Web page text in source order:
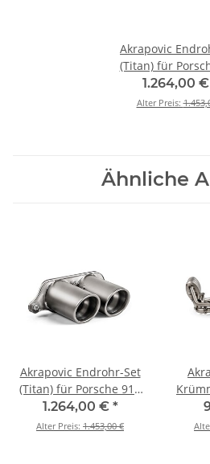
Akrapovic
(Titan) für
Speedster - OPF/
> 2020 (TP-T/
1.264,00 €
Alter Preis:
Ähnliche
Akrapovic Endrohr-Set
(Titan) für Porsche 911
Speedster - OPF/GPF BJ
2019 > 2020 (TP-T/S/17)
1.264,00 € *
Alter Preis: 1.453,00 €
OPF/